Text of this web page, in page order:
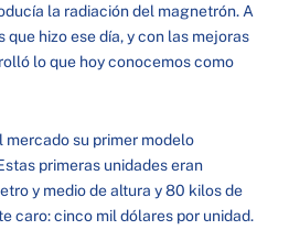
la radiación del magnetrón. A
que hizo ese día, y con las mejoras
lo que hoy conocemos como
mercado su primer modelo
primeras unidades eran
y medio de altura y 80 kilos de
caro: cinco mil dólares por unidad.